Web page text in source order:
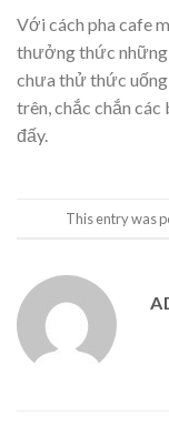
Với cách pha cafe
thưởng thức những
chưa thử thức uống
trên, chắc chắn
đấy.
This entry was